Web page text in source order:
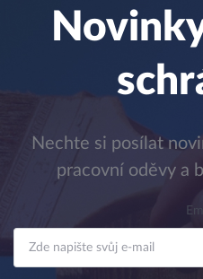
Nechte si posílat
pracovní oděvy a